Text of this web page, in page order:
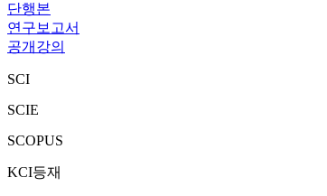
단행본
연구보고서
공개강의
SCI
SCIE
SCOPUS
KCI등재